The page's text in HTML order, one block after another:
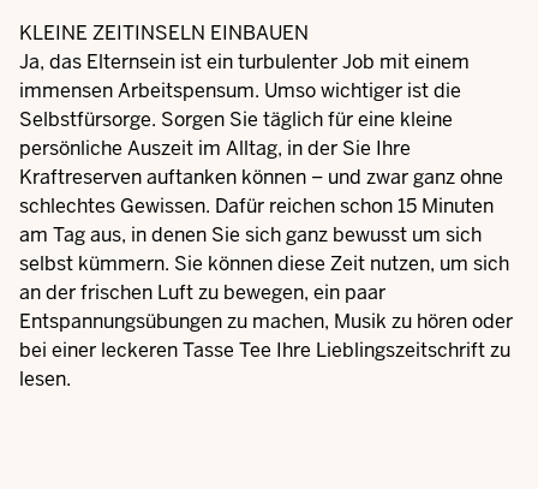
KLEINE ZEITINSELN EINBAUEN
Ja, das Elternsein ist ein turbulenter Job mit einem
immensen Arbeitspensum. Umso wichtiger ist die
Selbstfürsorge. Sorgen Sie täglich für eine kleine
persönliche Auszeit im Alltag, in der Sie Ihre
Kraftreserven auftanken können – und zwar ganz ohne
schlechtes Gewissen. Dafür reichen schon 15 Minuten
am Tag aus, in denen Sie sich ganz bewusst um sich
selbst kümmern. Sie können diese Zeit nutzen, um sich
an der frischen Luft zu bewegen, ein paar
Entspannungsübungen zu machen, Musik zu hören oder
bei einer leckeren Tasse Tee Ihre Lieblingszeitschrift zu
lesen.